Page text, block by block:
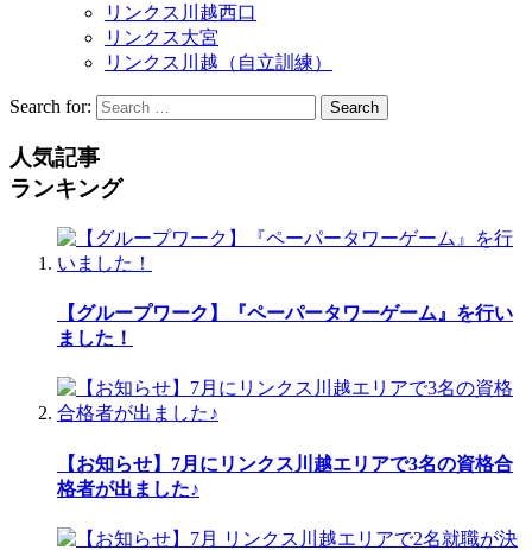
リンクス川越西口
リンクス大宮
リンクス川越（自立訓練）
Search for: Search
人気記事
ランキング
【グループワーク】『ペーパータワーゲーム』を行い
ました！
【お知らせ】7月にリンクス川越エリアで3名の資格合
格者が出ました♪